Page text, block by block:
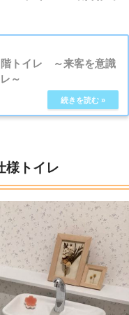
階トイレ ～来客を意識
～
様トイレ